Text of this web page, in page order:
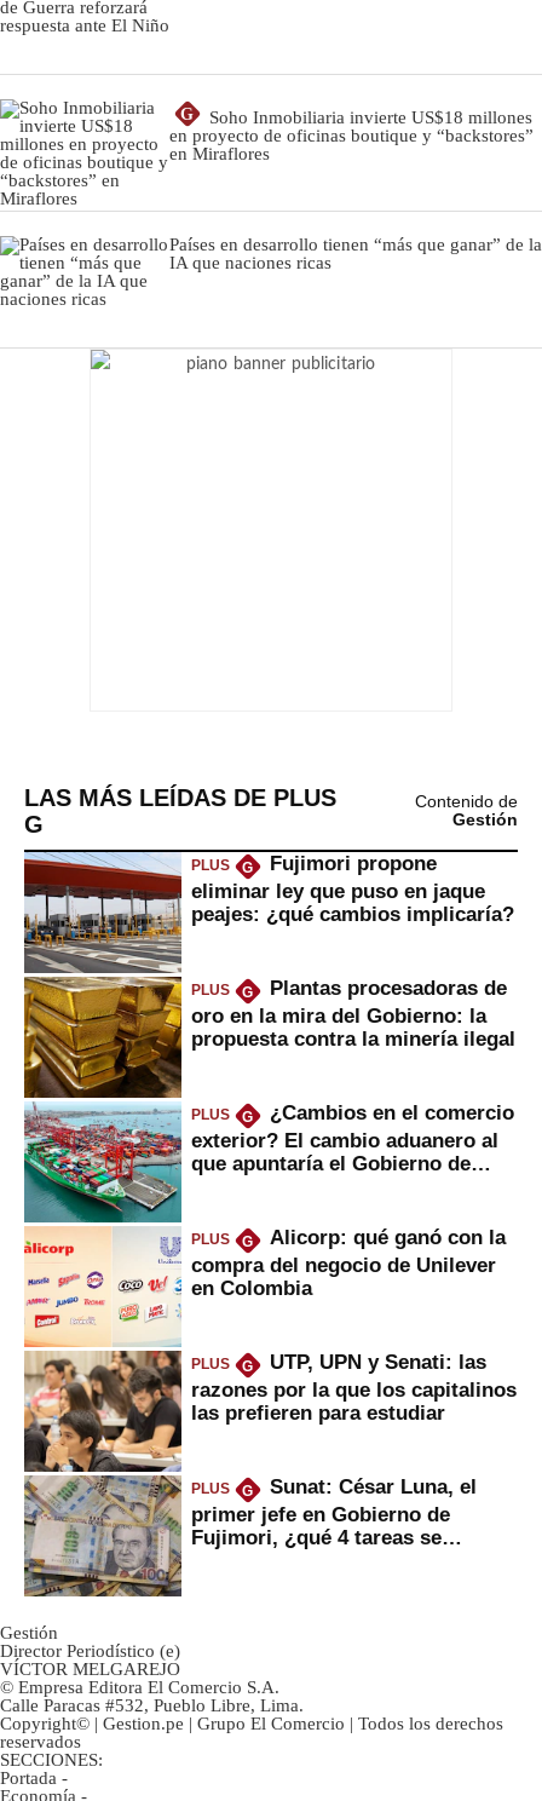
G
Soho Inmobiliaria invierte US$18 millones
en proyecto de oficinas boutique y “backstores”
en Miraflores
Países en desarrollo tienen “más que ganar” de la
IA que naciones ricas
LAS MÁS LEÍDAS DE PLUS
G
Contenido de
Gestión
PLUS G
Fujimori propone
eliminar ley que puso en jaque
peajes: ¿qué cambios implicaría?
PLUS G
Plantas procesadoras de
oro en la mira del Gobierno: la
propuesta contra la minería ilegal
PLUS G
¿Cambios en el comercio
exterior? El cambio aduanero al
que apuntaría el Gobierno de
PLUS G
Alicorp: qué ganó con la
compra del negocio de Unilever
en Colombia
PLUS G
UTP, UPN y Senati: las
razones por la que los capitalinos
las prefieren para estudiar
PLUS G
Sunat: César Luna, el
primer jefe en Gobierno de
Fujimori, ¿qué 4 tareas se
Gestión
Director Periodístico (e)
VÍCTOR MELGAREJO
© Empresa Editora El Comercio S.A.
Calle Paracas #532, Pueblo Libre, Lima.
Copyright© | Gestion.pe | Grupo El Comercio | Todos los derechos
reservados
SECCIONES:
Portada -
Economía -